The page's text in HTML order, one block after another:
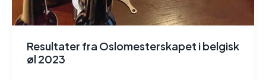
Resultater fra Oslomesterskapet i belgisk
øl 2023